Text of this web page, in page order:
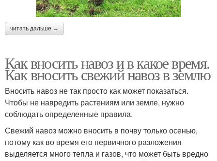
читать дальше →
Как вносить навоз и в какое время.
Как вносить свежий навоз в землю
Вносить навоз не так просто как может показаться.
Чтобы не навредить растениям или земле, нужно
соблюдать определенные правила.
Свежий навоз можно вносить в почву только осенью,
потому как во время его первичного разложения
выделяется много тепла и газов, что может быть вредно